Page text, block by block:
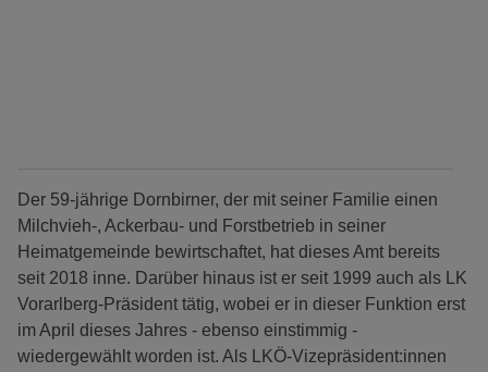
Der 59-jährige Dornbirner, der mit seiner Familie einen
Milchvieh-, Ackerbau- und Forstbetrieb in seiner
Heimatgemeinde bewirtschaftet, hat dieses Amt bereits
seit 2018 inne. Darüber hinaus ist er seit 1999 auch als LK
Vorarlberg-Präsident tätig, wobei er in dieser Funktion erst
im April dieses Jahres - ebenso einstimmig -
wiedergewählt worden ist. Als LKÖ-Vizepräsident:innen